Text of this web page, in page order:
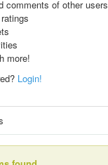
comments of other users
more!
Login!